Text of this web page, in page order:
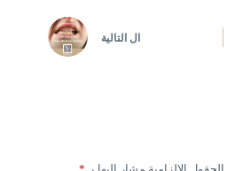
ال التالية